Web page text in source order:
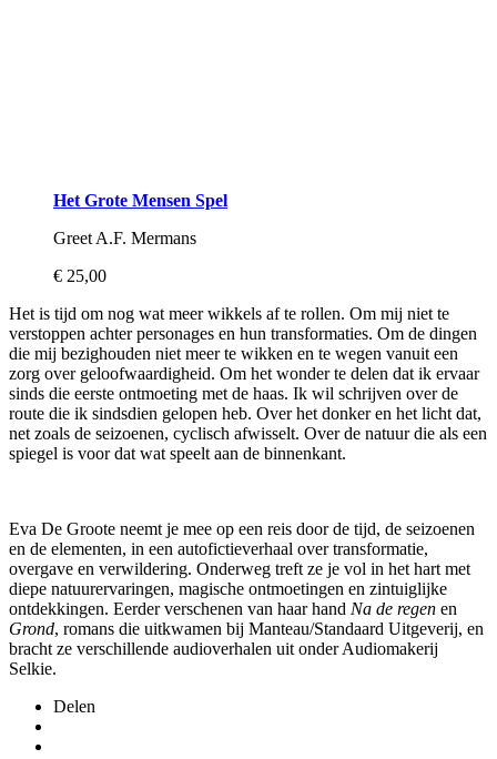
Het Grote Mensen Spel
Greet A.F. Mermans
€ 25,00
Het is tijd om nog wat meer wikkels af te rollen. Om mij niet te
verstoppen achter personages en hun transformaties. Om de dingen
die mij bezighouden niet meer te wikken en te wegen vanuit een
zorg over geloofwaardigheid. Om het wonder te delen dat ik ervaar
sinds die eerste ontmoeting met de haas. Ik wil schrijven over de
route die ik sindsdien gelopen heb. Over het donker en het licht dat,
net zoals de seizoenen, cyclisch afwisselt. Over de natuur die als een
spiegel is voor dat wat speelt aan de binnenkant.
Eva De Groote neemt je mee op een reis door de tijd, de seizoenen
en de elementen, in een autofictieverhaal over transformatie,
overgave en verwildering. Onderweg treft ze je vol in het hart met
diepe natuurervaringen, magische ontmoetingen en zintuiglijke
ontdekkingen. Eerder verschenen van haar hand Na de regen en
Grond, romans die uitkwamen bij Manteau/Standaard Uitgeverij, en
bracht ze verschillende audioverhalen uit onder Audiomakerij
Selkie.
Delen